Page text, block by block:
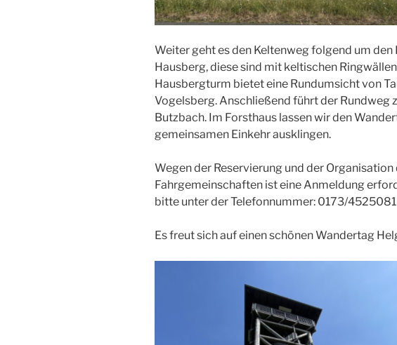
Weiter geht es den Keltenweg folgend um
Hausberg, diese sind mit keltischen
Hausbergturm bietet eine Rundumsicht von
Vogelsberg. Anschließend führt der Rundweg
Butzbach. Im Forsthaus lassen wir den
gemeinsamen Einkehr ausklingen.
Wegen der Reservierung und der Organisation
Fahrgemeinschaften ist eine Anmeldung
bitte unter der Telefonnummer: 0173/
Es freut sich auf einen schönen Wandertag